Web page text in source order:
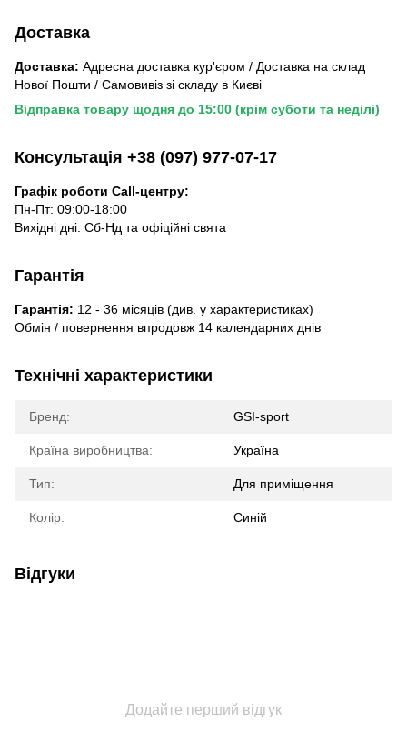
Доставка
Доставка: Адресна доставка кур'єром / Доставка на склад
Нової Пошти / Самовивіз зі складу в Києві
Відправка товару щодня до 15:00 (крім суботи та неділі)
Консультація +38 (097) 977-07-17
Графік роботи Call-центру:
Пн-Пт: 09:00-18:00
Вихідні дні: Сб-Нд та офіційні свята
Гарантія
Гарантія: 12 - 36 місяців (див. у характеристиках)
Обмін / повернення впродовж 14 календарних днів
Технічні характеристики
Бренд: GSI-sport
Країна виробництва: Україна
Тип: Для приміщення
Колір: Синій
Відгуки
Додайте перший відгук